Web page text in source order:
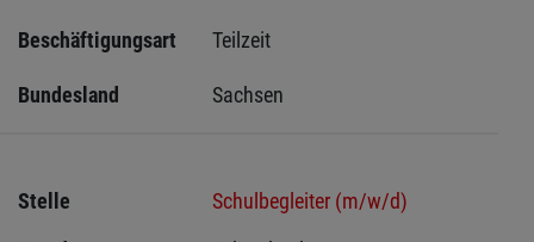
Beschäftigungsart Teilzeit
Bundesland Sachsen
Stelle
Schulbegleiter (m/w/d)